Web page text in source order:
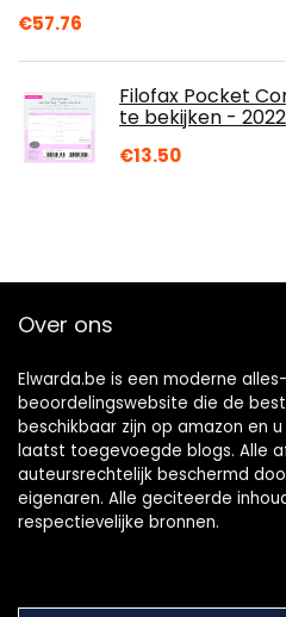
€57.76
Filofax Pocket
te bekijken - 2022
€13.50
Over ons
Elwarda.be is een moderne
beoordelingswebsite die de
beschikbaar zijn op amazon en
laatst toegevoegde blogs. Alle
auteursrechtelijk beschermd
eigenaren. Alle geciteerde
respectievelijke bronnen.